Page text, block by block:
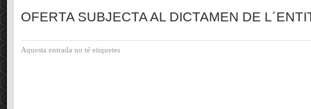
OFERTA SUBJECTA AL DICTAMEN DE
Aquesta entrada no té etiquetes